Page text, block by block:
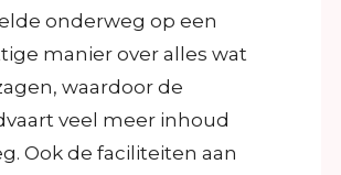
onderweg op een
manier over alles wat
waardoor de
veel meer inhoud
Ook de faciliteiten aan